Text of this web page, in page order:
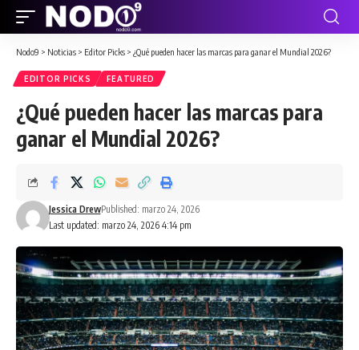
Nodo9 > Noticias > Editor Picks > ¿Qué pueden hacer las marcas para ganar el Mundial 2026?
EDITOR PICKS FEATURED
¿Qué pueden hacer las marcas para
ganar el Mundial 2026?
Last updated: marzo 24, 2026 4:14 pm
Jessica DrewPublished: marzo 24, 2026